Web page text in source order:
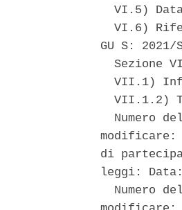
VI.5)
VI.6)
GU S: 2021/
Sezione
VII.1)
VII.1.2)
Numero
modificare:
di
leggi:
Numero